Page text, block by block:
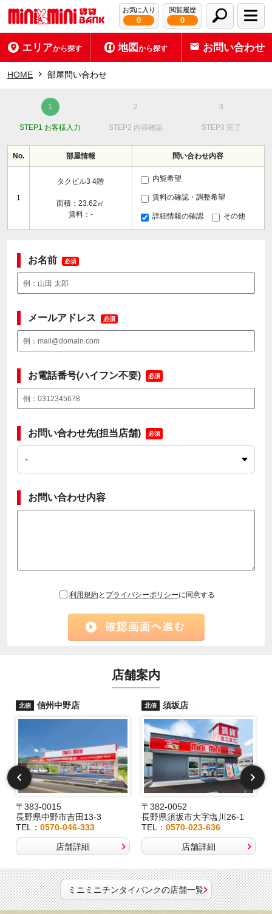
お気に入り
0
閲覧履歴
0
エリアから探す 地図から探す お問い合わせ
HOME 部屋問い合わせ
STEP1 お客様入力 STEP2 内容確認 STEP3 完了
No. 部屋情報 問い合わせ内容
1
タクビル3 4階
面積：23.62㎡
賃料：-
内覧希望
賃料の確認・調整希望
詳細情報の確認 その他
お名前 必須
メールアドレス 必須
お電話番号(ハイフン不要) 必須
お問い合わせ先(担当店舗) 必須
お問い合わせ内容
利用規約と プライバシーポリシーに同意する
店舗案内
北信 信州中野店
〒383-0015
長野県中野市吉田13-3
TEL： 0570-046-333
店舗詳細
北信 須坂店
〒382-0052
長野県須坂市大字塩川26-1
TEL：0570-023-636
店舗詳細
ミニミニチンタイバンクの店舗一覧